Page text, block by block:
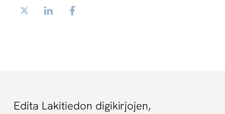
Twitter LinkedIn
Edita Lakitiedon digikirjojen,